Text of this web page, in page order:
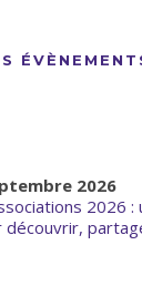
2026
2026 :
découvrir,